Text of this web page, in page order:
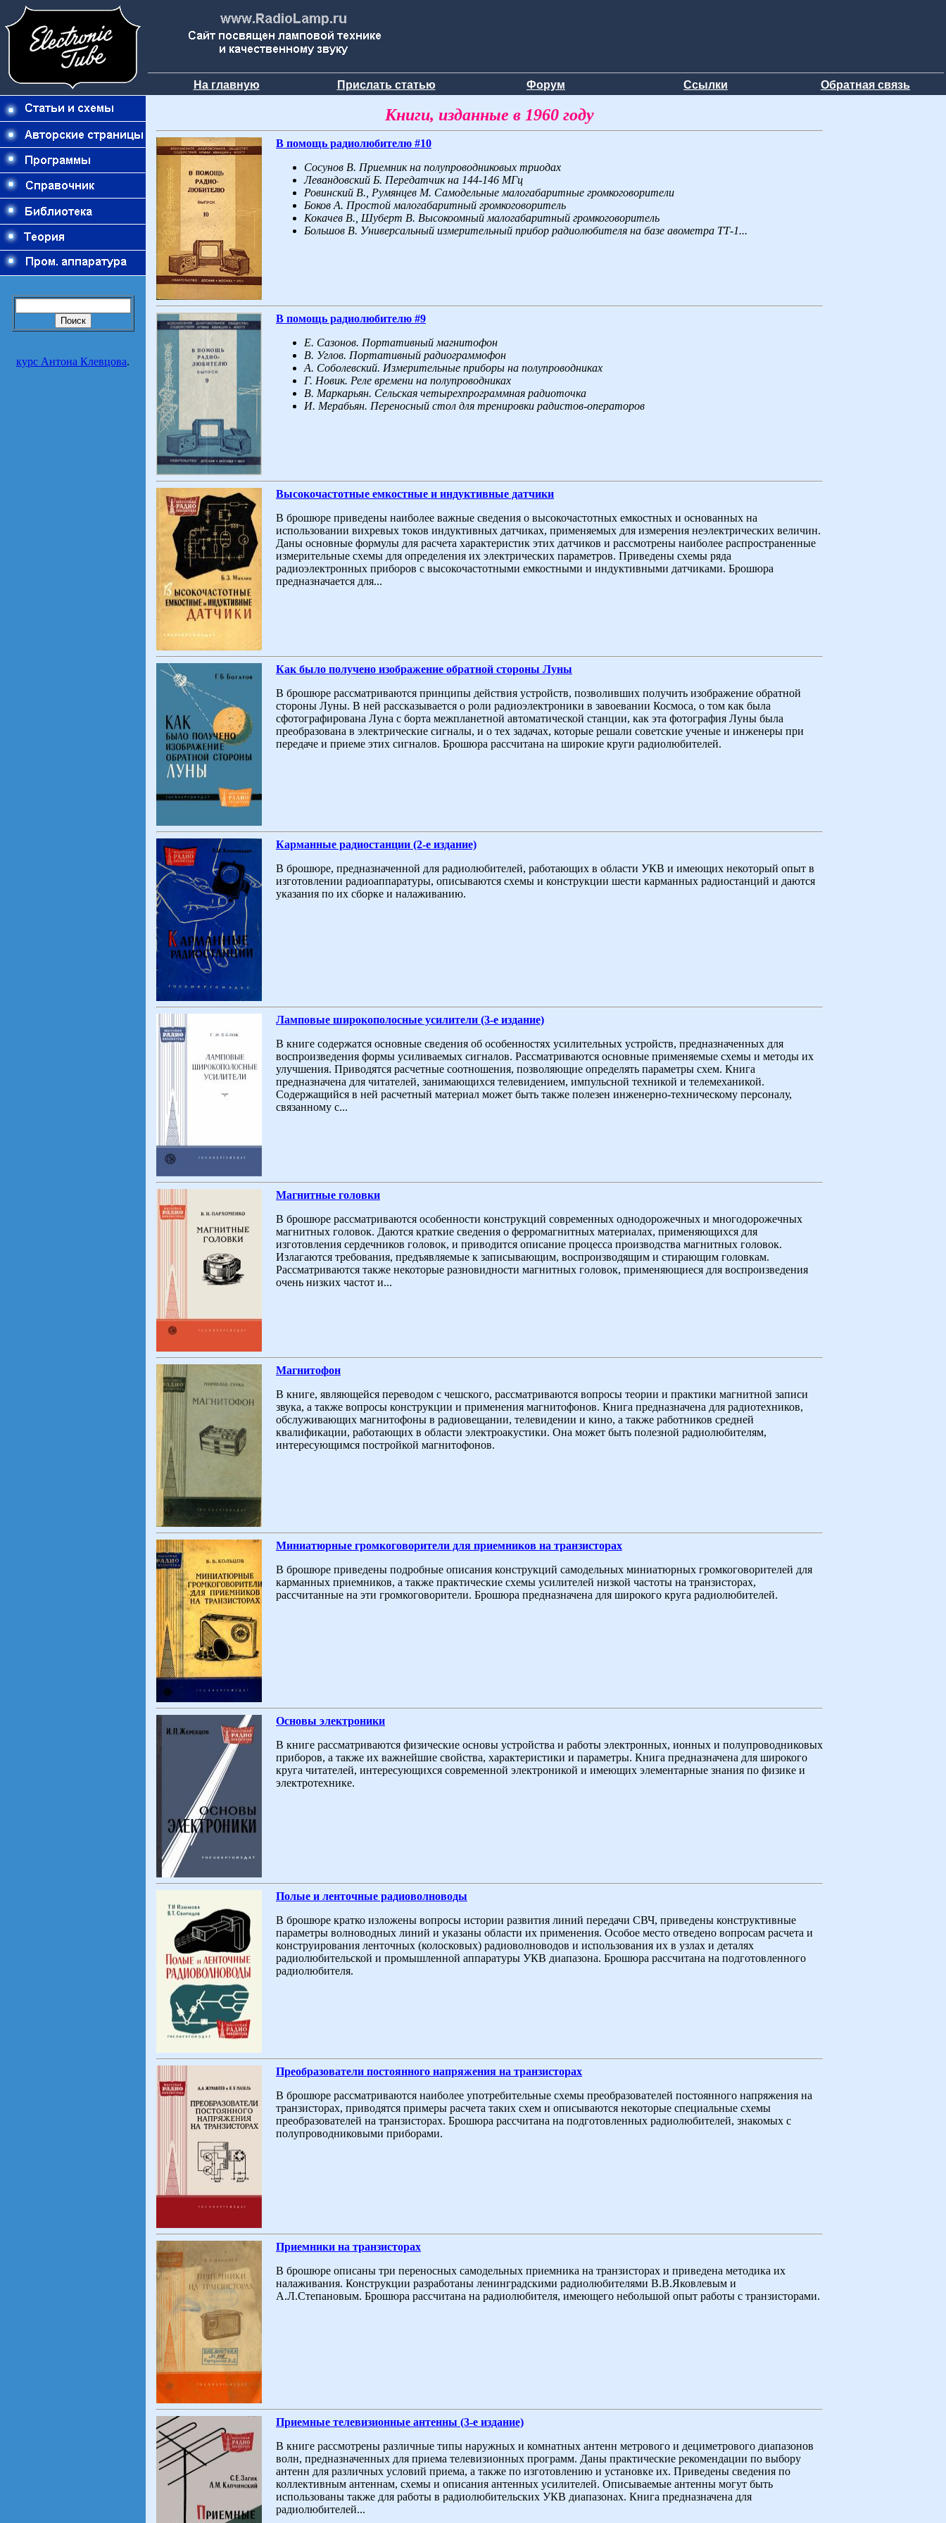
На главную Прислать статью Форум Ссылки Обратная связь
курс Антона Клевцова.
Книги, изданные в 1960 году
В помощь радиолюбителю #10
Сосунов В. Приемник на полупроводниковых триодах
Левандовский Б. Передатчик на 144-146 МГц
Ровинский В., Румянцев М. Самодельные малогабаритные громкоговорители
Боков A. Простой малогабаритный громкоговоритель
Кокачев B., Шуберт В. Высокоомный малогабаритный громкоговоритель
Большов В. Универсальный измерительный прибор радиолюбителя на базе авометра ТТ-1...
В помощь радиолюбителю #9
Е. Сазонов. Портативный магнитофон
В. Углов. Портативный радиограммофон
A. Соболевский. Измерительные приборы на полупроводниках
Г. Новик. Реле времени на полупроводниках
B. Маркарьян. Сельская четырехпрограммная радиоточка
И. Мерабьян. Переносный стол для тренировки радистов-операторов
Высокочастотные емкостные и индуктивные датчики
В брошюре приведены наиболее важные сведения о высокочастотных емкостных и основанных на
использовании вихревых токов индуктивных датчиках, применяемых для измерения неэлектрических величин.
Даны основные формулы для расчета характеристик этих датчиков и рассмотрены наиболее распространенные
измерительные схемы для определения их электрических параметров. Приведены схемы ряда
радиоэлектронных приборов с высокочастотными емкостными и индуктивными датчиками. Брошюра
предназначается для...
Как было получено изображение обратной стороны Луны
В брошюре рассматриваются принципы действия устройств, позволивших получить изображение обратной
стороны Луны. В ней рассказывается о роли радиоэлектроники в завоевании Космоса, о том как была
сфотографирована Луна с борта межпланетной автоматической станции, как эта фотография Луны была
преобразована в электрические сигналы, и о тех задачах, которые решали советские ученые и инженеры при
передаче и приеме этих сигналов. Брошюра рассчитана на широкие круги радиолюбителей.
Карманные радиостанции (2-е издание)
В брошюре, предназначенной для радиолюбителей, работающих в области УКВ и имеющих некоторый опыт в
изготовлении радиоаппаратуры, описываются схемы и конструкции шести карманных радиостанций и даются
указания по их сборке и налаживанию.
Ламповые широкополосные усилители (3-е издание)
В книге содержатся основные сведения об особенностях усилительных устройств, предназначенных для
воспроизведения формы усиливаемых сигналов. Рассматриваются основные применяемые схемы и методы их
улучшения. Приводятся расчетные соотношения, позволяющие определять параметры схем. Книга
предназначена для читателей, занимающихся телевидением, импульсной техникой и телемеханикой.
Содержащийся в ней расчетный материал может быть также полезен инженерно-техническому персоналу,
связанному с...
Магнитные головки
В брошюре рассматриваются особенности конструкций современных однодорожечных и многодорожечных
магнитных головок. Даются краткие сведения о ферромагнитных материалах, применяющихся для
изготовления сердечников головок, и приводится описание процесса производства магнитных головок.
Излагаются требования, предъявляемые к записывающим, воспроизводящим и стирающим головкам.
Рассматриваются также некоторые разновидности магнитных головок, применяющиеся для воспроизведения
очень низких частот и...
Магнитофон
В книге, являющейся переводом с чешского, рассматриваются вопросы теории и практики магнитной записи
звука, а также вопросы конструкции и применения магнитофонов. Книга предназначена для радиотехников,
обслуживающих магнитофоны в радиовещании, телевидении и кино, а также работников средней
квалификации, работающих в области электроакустики. Она может быть полезной радиолюбителям,
интересующимся постройкой магнитофонов.
Миниатюрные громкоговорители для приемников на транзисторах
В брошюре приведены подробные описания конструкций самодельных миниатюрных громкоговорителей для
карманных приемников, а также практические схемы усилителей низкой частоты на транзисторах,
рассчитанные на эти громкоговорители. Брошюра предназначена для широкого круга радиолюбителей.
Основы электроники
В книге рассматриваются физические основы устройства и работы электронных, ионных и полупроводниковых
приборов, а также их важнейшие свойства, характеристики и параметры. Книга предназначена для широкого
круга читателей, интересующихся современной электроникой и имеющих элементарные знания по физике и
электротехнике.
Полые и ленточные радиоволноводы
В брошюре кратко изложены вопросы истории развития линий передачи СВЧ, приведены конструктивные
параметры волноводных линий и указаны области их применения. Особое место отведено вопросам расчета и
конструирования ленточных (колосковых) радиоволноводов и использования их в узлах и деталях
радиолюбительской и промышленной аппаратуры УКВ диапазона. Брошюра рассчитана на подготовленного
радиолюбителя.
Преобразователи постоянного напряжения на транзисторах
В брошюре рассматриваются наиболее употребительные схемы преобразователей постоянного напряжения на
транзисторах, приводятся примеры расчета таких схем и описываются некоторые специальные схемы
преобразователей на транзисторах. Брошюра рассчитана на подготовленных радиолюбителей, знакомых с
полупроводниковыми приборами.
Приемники на транзисторах
В брошюре описаны три переносных самодельных приемника на транзисторах и приведена методика их
налаживания. Конструкции разработаны ленинградскими радиолюбителями В.В.Яковлевым и
А.Л.Степановым. Брошюра рассчитана на радиолюбителя, имеющего небольшой опыт работы с транзисторами.
Приемные телевизионные антенны (3-е издание)
В книге рассмотрены различные типы наружных и комнатных антенн метрового и дециметрового диапазонов
волн, предназначенных для приема телевизионных программ. Даны практические рекомендации по выбору
антенн для различных условий приема, а также по изготовлению и установке их. Приведены сведения по
коллективным антеннам, схемы и описания антенных усилителей. Описываемые антенны могут быть
использованы также для работы в радиолюбительских УКВ диапазонах. Книга предназначена для
радиолюбителей...